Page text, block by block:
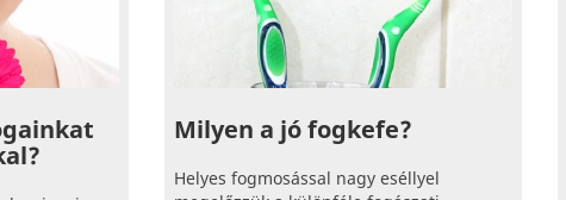
Milyen a jó fogkefe?
Helyes fogmosással nagy eséllyel